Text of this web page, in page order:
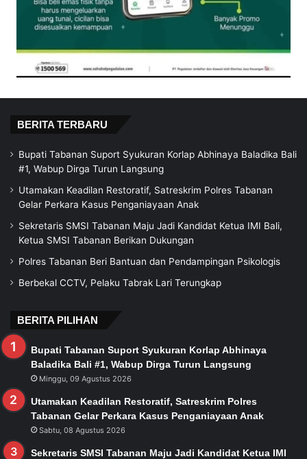
BERITA TERBARU
Bupati Tabanan Suport Syukuran Korlap Abhinaya Baladika Bali
#1, Wabup Dirga Turun Langsung
Utamakan Keadilan Restoratif, Satreskrim Polres Tabanan
Gelar Perkara Kasus Penganiayaan Anak
Sekretaris SMSI Tabanan Maju Jadi Kandidat Ketua IMI Bali,
Ketua SMSI Tabanan Berikan Dukungan
Polres Tabanan Beri Bantuan dan Pendampingan Psikologis
Berbekal CCTV, Pelaku Tabrak Lari Terungkap
BERITA PILIHAN
Bupati Tabanan Suport Syukuran Korlap Abhinaya
Baladika Bali #1, Wabup Dirga Turun Langsung
Minggu, 09 Agustus 2026
Utamakan Keadilan Restoratif, Satreskrim Polres
Tabanan Gelar Perkara Kasus Penganiayaan Anak
Sabtu, 08 Agustus 2026
Sekretaris SMSI Tabanan Maju Jadi Kandidat Ketua IMI